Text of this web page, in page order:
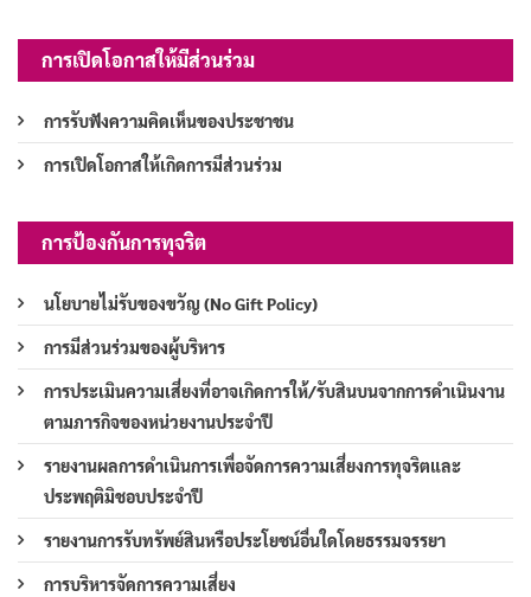
การเปิดโอกาสให้มีส่วนร่วม
การรับฟังความคิดเห็นของประชาชน
การเปิดโอกาสให้เกิดการมีส่วนร่วม
การป้องกันการทุจริต
นโยบายไม่รับของขวัญ (No Gift Policy)
การมีส่วนร่วมของผู้บริหาร
การประเมินความเสี่ยงที่อาจเกิดการให้/รับสินบนจากการดำเนินงาน
ตามภารกิจของหน่วยงานประจำปี
รายงานผลการดำเนินการเพื่อจัดการความเสี่ยงการทุจริตและ
ประพฤติมิชอบประจำปี
รายงานการรับทรัพย์สินหรือประโยชน์อื่นใดโดยธรรมจรรยา
การบริหารจัดการความเสี่ยง